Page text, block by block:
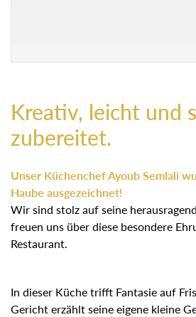
Kreativ, leicht und
zubereitet.
Unser Küchenchef Ayoub Semlali
Haube ausgezeichnet!
Wir sind stolz auf seine
freuen uns über diese besondere
Restaurant.
In dieser Küche trifft Fantasie auf
Gericht erzählt seine eigene kleine